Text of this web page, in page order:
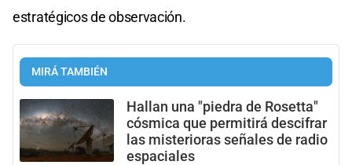
estratégicos de observación.
MIRÁ TAMBIÉN
Hallan una "piedra de Rosetta"
cósmica que permitirá descifrar
las misterioras señales de radio
espaciales